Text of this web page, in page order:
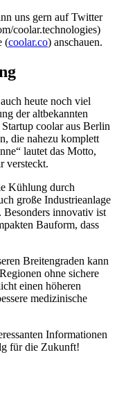
uns gern auf Twitter
coolar.technologies)
(coolar.co) anschauen.
heute noch viel
der altbekannten
coolar aus Berlin
die nahezu komplett
lautet das Motto,
versteckt.
Kühlung durch
große Industrieanlage
Besonders innovativ ist
Bauform, dass
Breitengraden kann
ohne sichere
einen höheren
medizinische
Informationen
für die Zukunft!